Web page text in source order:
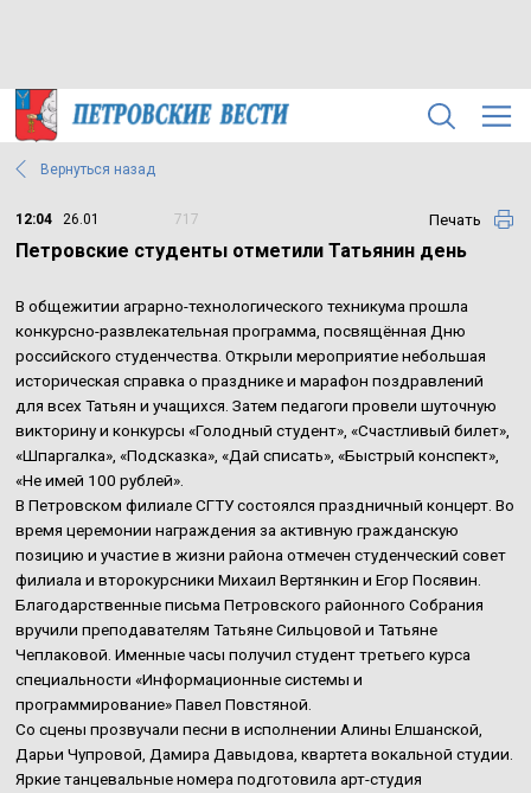
Вернуться назад
12:04 26.01 717 Печать
Петровские студенты отметили Татьянин день
В общежитии аграрно-технологического техникума прошла
конкурсно-развлекательная программа, посвящённая Дню
российского студенчества. Открыли мероприятие небольшая
историческая справка о празднике и марафон поздравлений
для всех Татьян и учащихся. Затем педагоги провели шуточную
викторину и конкурсы «Голодный студент», «Счастливый билет»,
«Шпаргалка», «Подсказка», «Дай списать», «Быстрый конспект»,
«Не имей 100 рублей».
В Петровском филиале СГТУ состоялся праздничный концерт. Во
время церемонии награждения за активную гражданскую
позицию и участие в жизни района отмечен студенческий совет
филиала и второкурсники Михаил Вертянкин и Егор Посявин.
Благодарственные письма Петровского районного Собрания
вручили преподавателям Татьяне Сильцовой и Татьяне
Чеплаковой. Именные часы получил студент третьего курса
специальности «Информационные системы и
программирование» Павел Повстяной.
Со сцены прозвучали песни в исполнении Алины Елшанской,
Дарьи Чупровой, Дамира Давыдова, квартета вокальной студии.
Яркие танцевальные номера подготовила арт-студия